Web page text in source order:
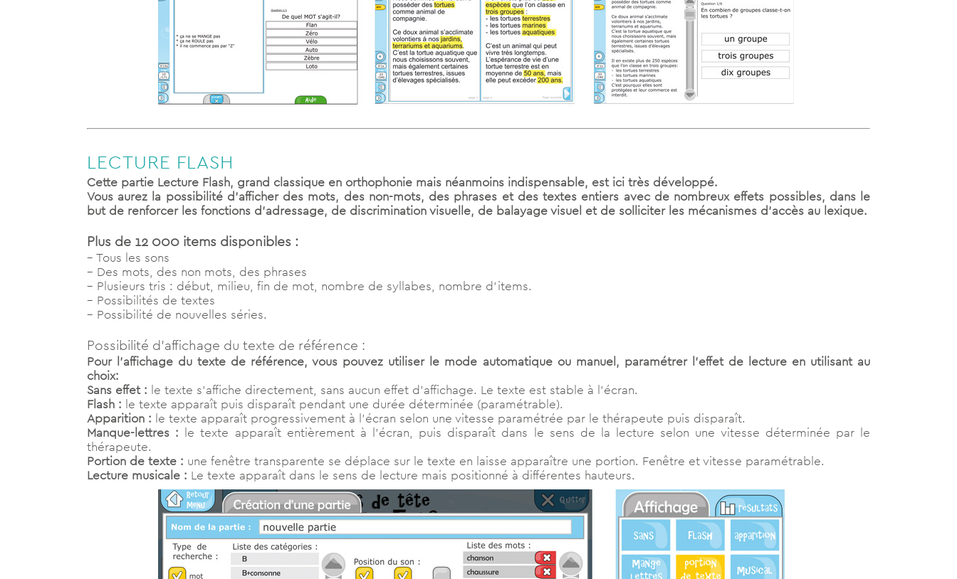
LECTURE FLASH
Cette partie Lecture Flash, grand classique en orthophonie mais néanmoins indispensable, est ici très développé.
Vous aurez la possibilité d’afficher des mots, des non-mots, des phrases et des textes entiers avec de nombreux effets possibles, dans le
but de renforcer les fonctions d’adressage, de discrimination visuelle, de balayage visuel et de solliciter les mécanismes d’accès au lexique.
Plus de 12 000 items disponibles :
– Tous les sons
– Des mots, des non mots, des phrases
– Plusieurs tris : début, milieu, fin de mot, nombre de syllabes, nombre d’items.
– Possibilités de textes
– Possibilité de nouvelles séries.
Possibilité d’affichage du texte de référence :
Pour l’affichage du texte de référence, vous pouvez utiliser le mode automatique ou manuel, paramétrer l’effet de lecture en utilisant au
choix:
Sans effet : le texte s’affiche directement, sans aucun effet d’affichage. Le texte est stable à l’écran.
Flash : le texte apparaît puis disparaît pendant une durée déterminée (paramétrable).
Apparition : le texte apparaît progressivement à l’écran selon une vitesse paramétrée par le thérapeute puis disparaît.
Manque-lettres : le texte apparaît entièrement à l’écran, puis disparaît dans le sens de la lecture selon une vitesse déterminée par le
thérapeute.
Portion de texte : une fenêtre transparente se déplace sur le texte en laisse apparaître une portion. Fenêtre et vitesse paramétrable.
Lecture musicale : Le texte apparaît dans le sens de lecture mais positionné à différentes hauteurs.